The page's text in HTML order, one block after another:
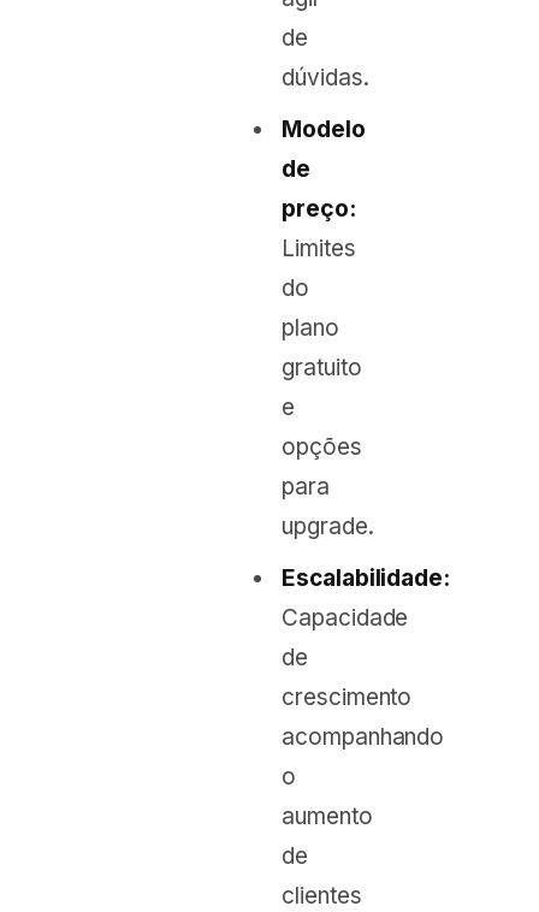
de
dúvidas.
Modelo
de
preço:
Limites
do
plano
gratuito
e
opções
para
upgrade.
Escalabilidade:
Capacidade
de
crescimento
acompanhando
o
aumento
de
clientes